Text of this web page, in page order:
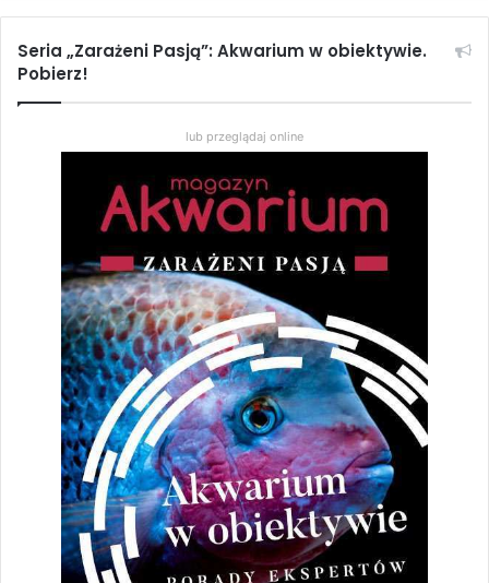
11,50zł – 16,50złZakres
od
do
16,50 zł
Wybierz opcje
Tomocichla asfraci i Tomocichla tuba – pielęgnice
Ameryki Środkowej
4,30zł
Dodaj do koszyka
Phallichthys tico
2,94zł
Dodaj do koszyka
Seria „Zarażeni Pasją”: Akwarium w obiektywie.
Pobierz!
lub przeglądaj online